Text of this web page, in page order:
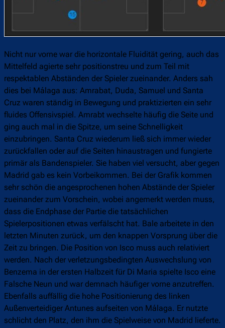
Nicht nur vorne war die horizontale Fluidität gering, auch das
Mittelfeld agierte sehr positionstreu und zum Teil mit
respektablen Abständen der Spieler zueinander. Anders sah
dies bei Málaga aus: Amrabat, Duda, Samuel und Santa
Cruz waren ständig in Bewegung und praktizierten ein sehr
fluides Offensivspiel. Amrabt wechselte häufig die Seite und
ging auch mal in die Spitze, um seine Schnelligkeit
einzubringen. Santa Cruz wiederum ließ sich immer wieder
zurückfallen oder auf die Seiten hinaustragen und fungierte
primär als Bandenspieler. Sie haben viel versucht, aber gegen
Madrid gab es kein Vorbeikommen. Bei der Grafik kommen
sehr schön die angesprochenen hohen Abstände der Spieler
zueinander zum Vorschein, wobei angemerkt werden muss,
dass die Endphase der Partie die tatsächlichen
Spielerpositionen etwas verfälscht hat. Bale arbeitete in den
letzten Minuten zurück, um den knappen Vorsprung über die
Zeit zu bringen. Die Position von Isco muss auch relativiert
werden. Nach der verletzungsbedingten Auswechslung von
Benzema in der ersten Halbzeit für Di Maria spielte Isco eine
Falsche Neun und war demnach häufiger vorne anzutreffen.
Ebenfalls auffällig die hohe Positionierung des linken
Außenverteidiger Antunes aufseiten von Málaga. Er nutzte
schlicht den Platz, den ihm die Spielweise von Madrid lieferte.